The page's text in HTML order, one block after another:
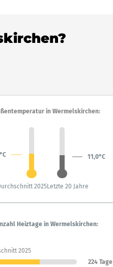
in Wermelskirchen:
11,0°C
2025Letzte 20 Jahre
Heiztage in Wermelskirchen:
2025
224 Tage